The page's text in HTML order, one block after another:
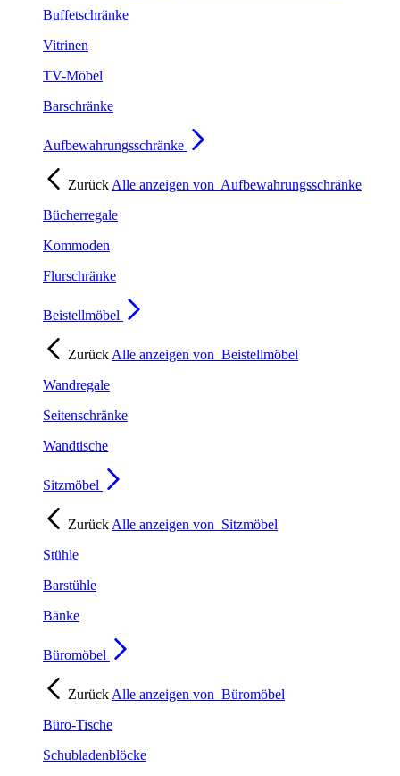
Buffetschränke
Vitrinen
TV-Möbel
Barschränke
Aufbewahrungsschränke
Zurück Alle anzeigen von Aufbewahrungsschränke
Bücherregale
Kommoden
Flurschränke
Beistellmöbel
Zurück Alle anzeigen von Beistellmöbel
Wandregale
Seitenschränke
Wandtische
Sitzmöbel
Zurück Alle anzeigen von Sitzmöbel
Stühle
Barstühle
Bänke
Büromöbel
Zurück Alle anzeigen von Büromöbel
Büro-Tische
Schubladenblöcke